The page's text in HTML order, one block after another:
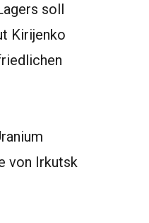
soll
Kirijenko
von Irkutsk